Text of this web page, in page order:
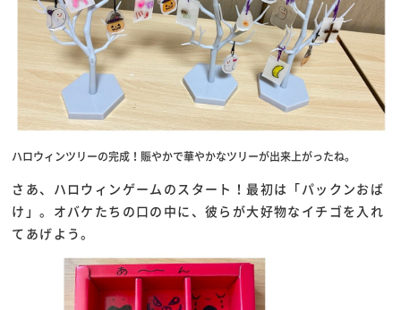
ハロウィンツリーの完成！賑やかで華やかなツリーが出来上がったね。
さあ、ハロウィンゲームのスタート！最初は「パックンおば
け」。オバケたちの口の中に、彼らが大好物なイチゴを入れ
てあげよう。